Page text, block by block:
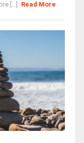
[...]
Read More